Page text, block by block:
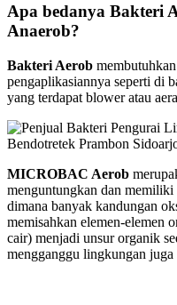
Apa bedanya Bakteri
Anaerob?
Bakteri Aerob
pengaplikasiannya seperti di
yang terdapat blower atau
MICROBAC Aerob
menguntungkan dan memiliki
dimana banyak kandungan
memisahkan elemen-elemen
cair) menjadi unsur organik
mengganggu lingkungan